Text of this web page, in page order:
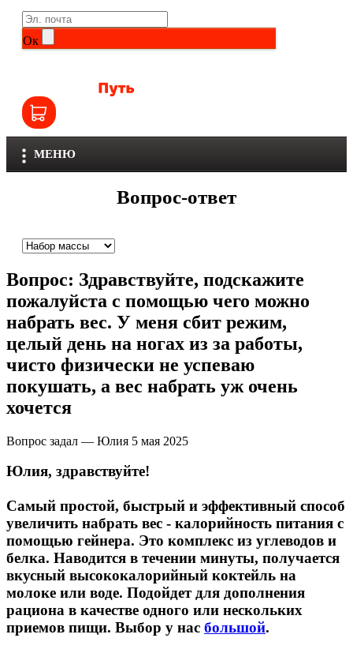
Ок
МЕНЮ
Общие комплексы
Витамины группы B
Витамины для детей
Железо
Кальций
Селен
Здоровье и красота
НАЗАД
Мужское здоровье
Бустеры тестостерона
ЗМА
Антиоксиданты
Борьба со стрессом
НАЗАД
Life Extension
NOW
Olimp
Optimum Nutrition
Scitec Nutrition
SNT
Sportinia
Trace Minerals
USN
Vitauct
WTF LABZ
Свой Путь
Вопрос-ответ
Вопрос: Здравствуйте, подскажите
пожалуйста с помощью чего можно
набрать вес. У меня сбит режим,
целый день на ногах из за работы,
чисто физически не успеваю
покушать, а вес набрать уж очень
хочется
Вопрос задал — Юлия 5 мая 2025
Юлия, здравствуйте!
Самый простой, быстрый и эффективный способ
увеличить набрать вес - калорийность питания с
помощью гейнера. Это комплекс из углеводов и
белка. Наводится в течении минуты, получается
вкусный высококалорийный коктейль на
молоке или воде. Подойдет для дополнения
рациона в качестве одного или нескольких
приемов пищи. Выбор у нас большой.